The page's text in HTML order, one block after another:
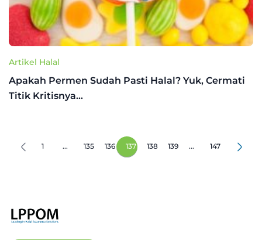
Artikel Halal
Apakah Permen Sudah Pasti Halal? Yuk, Cermati
Titik Kritisnya…
1 ... 135 136 137 138 139 ... 147